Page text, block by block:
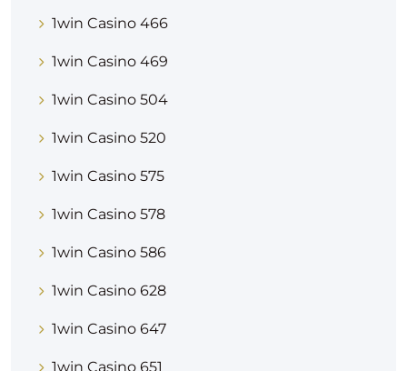
1win Casino 466
1win Casino 469
1win Casino 504
1win Casino 520
1win Casino 575
1win Casino 578
1win Casino 586
1win Casino 628
1win Casino 647
1win Casino 651